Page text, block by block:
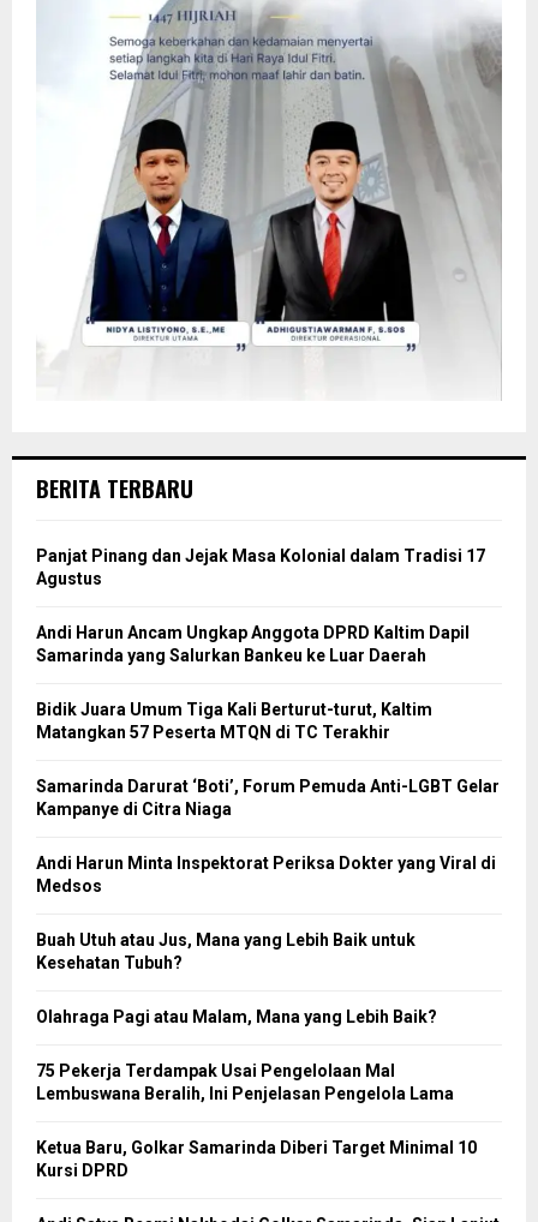
BERITA TERBARU
Panjat Pinang dan Jejak Masa Kolonial dalam Tradisi 17
Agustus
Andi Harun Ancam Ungkap Anggota DPRD Kaltim Dapil
Samarinda yang Salurkan Bankeu ke Luar Daerah
Bidik Juara Umum Tiga Kali Berturut-turut, Kaltim
Matangkan 57 Peserta MTQN di TC Terakhir
Samarinda Darurat ‘Boti’, Forum Pemuda Anti-LGBT Gelar
Kampanye di Citra Niaga
Andi Harun Minta Inspektorat Periksa Dokter yang Viral di
Medsos
Buah Utuh atau Jus, Mana yang Lebih Baik untuk
Kesehatan Tubuh?
Olahraga Pagi atau Malam, Mana yang Lebih Baik?
75 Pekerja Terdampak Usai Pengelolaan Mal
Lembuswana Beralih, Ini Penjelasan Pengelola Lama
Ketua Baru, Golkar Samarinda Diberi Target Minimal 10
Kursi DPRD